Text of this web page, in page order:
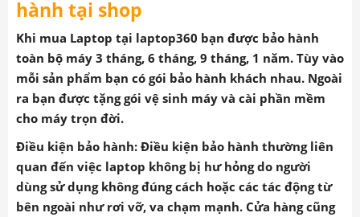
hành tại shop
Khi mua Laptop tại laptop360 bạn được bảo hành
toàn bộ máy 3 tháng, 6 tháng, 9 tháng, 1 năm. Tùy vào
mỗi sản phẩm bạn có gói bảo hành khách nhau. Ngoài
ra bạn được tặng gói vệ sinh máy và cài phần mềm
cho máy trọn đời.
Điều kiện bảo hành: Điều kiện bảo hành thường liên
quan đến việc laptop không bị hư hỏng do người
dùng sử dụng không đúng cách hoặc các tác động từ
bên ngoài như rơi vỡ, va chạm mạnh. Cửa hàng cũng